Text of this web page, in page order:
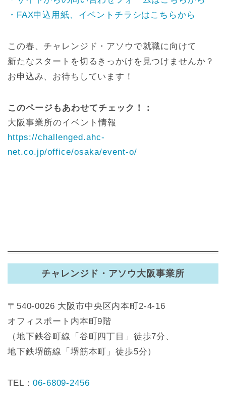
・FAX申込用紙、イベントチラシはこちらから
この春、チャレンジド・アソウで就職に向けて
新たなスタートを切るきっかけを見つけませんか？
お申込み、お待ちしています！
このページもあわせてチェック！：
大阪事業所のイベント情報
https://challenged.ahc-
net.co.jp/office/osaka/event-o/
チャレンジド・アソウ大阪事業所
〒540-0026 大阪市中央区内本町2-4-16
オフィスポート内本町9階
（地下鉄谷町線「谷町四丁目」徒歩7分、
地下鉄堺筋線「堺筋本町」徒歩5分）
TEL：06-6809-2456